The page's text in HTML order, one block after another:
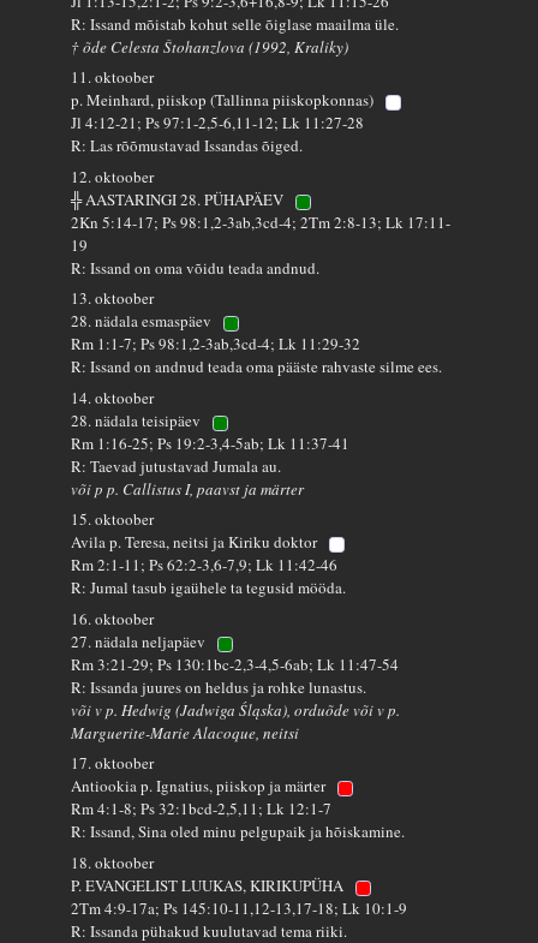
R: Issand mõistab kohut selle õiglase maailma üle.
† õde Celesta Štohanzlova (1992, Kraliky)
11. oktoober
p. Meinhard, piiskop (Tallinna piiskopkonnas)
Jl 4:12-21; Ps 97:1-2,5-6,11-12; Lk 11:27-28
R: Las rõõmustavad Issandas õiged.
12. oktoober
╬ AASTARINGI 28. PÜHAPÄEV
2Kn 5:14-17; Ps 98:1,2-3ab,3cd-4; 2Tm 2:8-13; Lk 17:11-
19
R: Issand on oma võidu teada andnud.
13. oktoober
28. nädala esmaspäev
Rm 1:1-7; Ps 98:1,2-3ab,3cd-4; Lk 11:29-32
R: Issand on andnud teada oma pääste rahvaste silme ees.
14. oktoober
28. nädala teisipäev
Rm 1:16-25; Ps 19:2-3,4-5ab; Lk 11:37-41
R: Taevad jutustavad Jumala au.
või p p. Callistus I, paavst ja märter
15. oktoober
Avila p. Teresa, neitsi ja Kiriku doktor
Rm 2:1-11; Ps 62:2-3,6-7,9; Lk 11:42-46
R: Jumal tasub igaühele ta tegusid mööda.
16. oktoober
27. nädala neljapäev
Rm 3:21-29; Ps 130:1bc-2,3-4,5-6ab; Lk 11:47-54
R: Issanda juures on heldus ja rohke lunastus.
või v p. Hedwig (Jadwiga Śląska), orduõde või v p.
Marguerite-Marie Alacoque, neitsi
17. oktoober
Antiookia p. Ignatius, piiskop ja märter
Rm 4:1-8; Ps 32:1bcd-2,5,11; Lk 12:1-7
R: Issand, Sina oled minu pelgupaik ja hõiskamine.
18. oktoober
P. EVANGELIST LUUKAS, KIRIKUPÜHA
2Tm 4:9-17a; Ps 145:10-11,12-13,17-18; Lk 10:1-9
R: Issanda pühakud kuulutavad tema riiki.